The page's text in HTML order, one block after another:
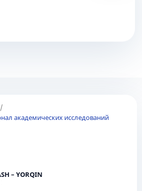
/
академических исследований
– YORQIN